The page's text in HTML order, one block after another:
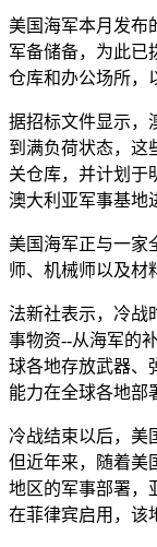
美国海军本月发布
军备储备，为此已
仓库和办公场所，
据招标文件显示，
到满负荷状态，这
关仓库，并计划于
澳大利亚军事基地
美国海军正与一家
师、机械师以及材
法新社表示，冷战
事物资--从海军的
球各地存放武器、
能力在全球各地部
冷战结束以后，美
但近年来，随着美
地区的军事部署，
在菲律宾启用，该